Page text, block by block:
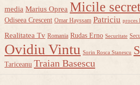
media Marius Oprea Micile
Odiseea Crescent Omar Hayssam Patriciu proces
Realitatea Tv Romania Rudas Erno Securitate
Ovidiu Vintu Sorin Rosca Stanescu
Tariceanu Traian Basescu